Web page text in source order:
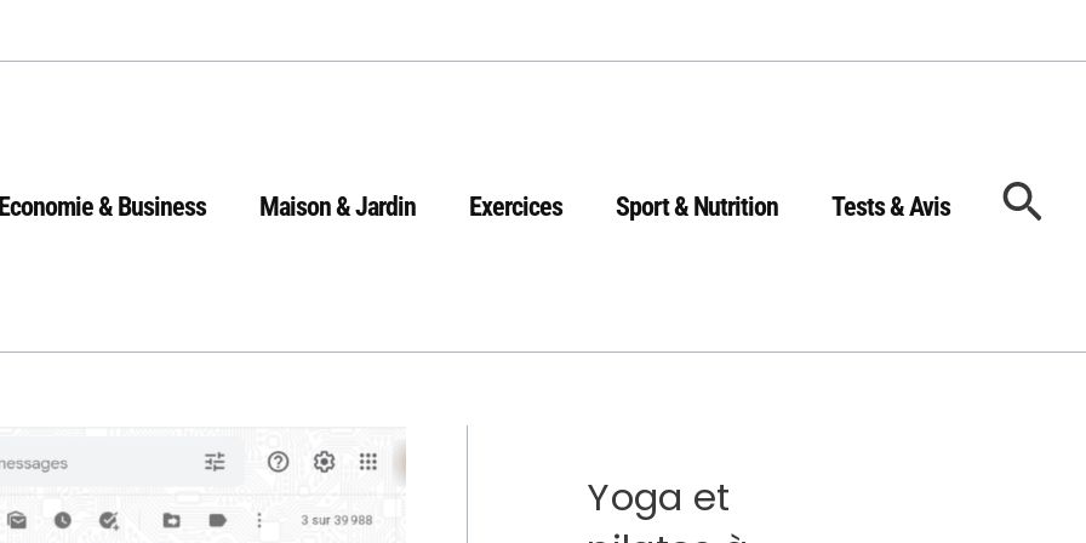
Economie & Business Maison & Jardin Exercices Sport & Nutrition Tests & Avis
Yoga et